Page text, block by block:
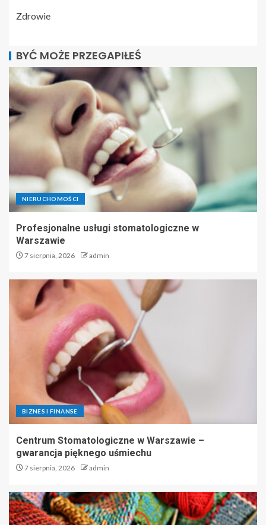
Zdrowie
BYĆ MOŻE PRZEGAPIŁEŚ
NIERUCHOMOŚCI
Profesjonalne usługi stomatologiczne w
Warszawie
7 sierpnia, 2026 admin
BIZNES I FINANSE
Centrum Stomatologiczne w Warszawie –
gwarancja pięknego uśmiechu
7 sierpnia, 2026 admin